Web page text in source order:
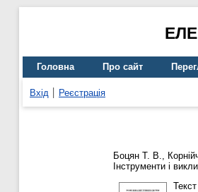
Головна Про сайт
Вхід Реєстрація
Боцян Т. В.,
Інструменти і
Текст